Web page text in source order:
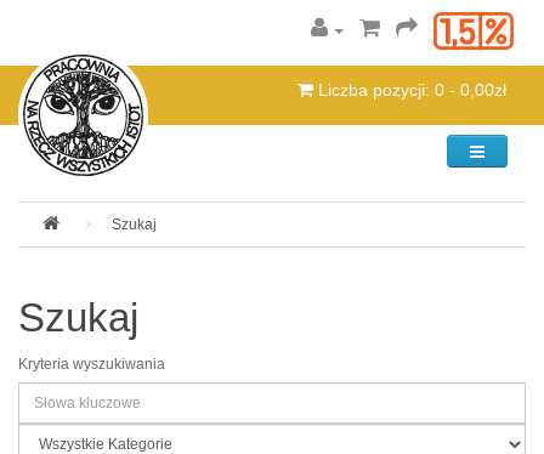
Liczba pozycji: 0 - 0,00zł
Kategorie
Szukaj
Szukaj
Kryteria wyszukiwania